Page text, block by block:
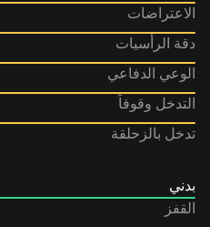
الاعتراضات
دقة الرأسيات
الوعي الدفاعي
التدخل وقوفاً
تدخل بالزحلقة
بدني
القفز